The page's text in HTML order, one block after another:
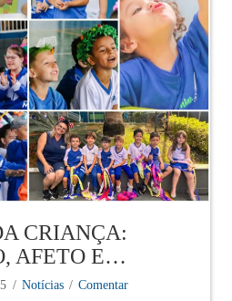
CRIANÇA:
AFETO E
META.
Notícias Comentar